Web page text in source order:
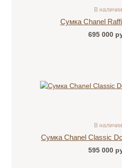
В наличии
Сумка Chanel
695 000
В наличии
Сумка Chanel Classic
595 000